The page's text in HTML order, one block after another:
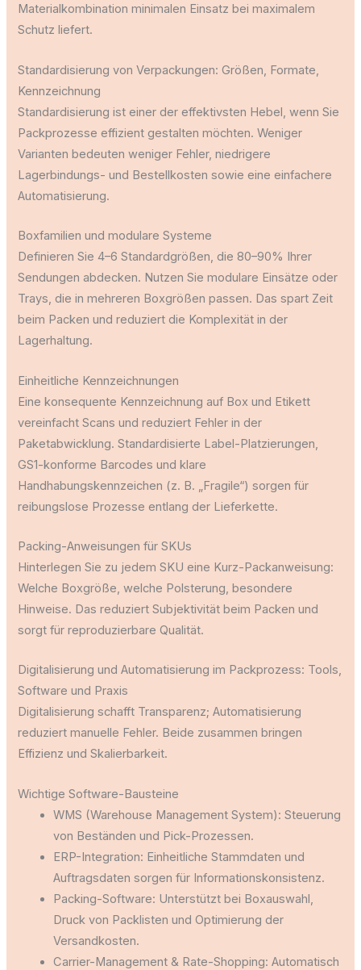
Materialkombination minimalen Einsatz bei maximalem
Schutz liefert.
Standardisierung von Verpackungen: Größen, Formate,
Kennzeichnung
Standardisierung ist einer der effektivsten Hebel, wenn Sie
Packprozesse effizient gestalten möchten. Weniger
Varianten bedeuten weniger Fehler, niedrigere
Lagerbindungs- und Bestellkosten sowie eine einfachere
Automatisierung.
Boxfamilien und modulare Systeme
Definieren Sie 4–6 Standardgrößen, die 80–90% Ihrer
Sendungen abdecken. Nutzen Sie modulare Einsätze oder
Trays, die in mehreren Boxgrößen passen. Das spart Zeit
beim Packen und reduziert die Komplexität in der
Lagerhaltung.
Einheitliche Kennzeichnungen
Eine konsequente Kennzeichnung auf Box und Etikett
vereinfacht Scans und reduziert Fehler in der
Paketabwicklung. Standardisierte Label-Platzierungen,
GS1-konforme Barcodes und klare
Handhabungskennzeichen (z. B. „Fragile“) sorgen für
reibungslose Prozesse entlang der Lieferkette.
Packing-Anweisungen für SKUs
Hinterlegen Sie zu jedem SKU eine Kurz-Packanweisung:
Welche Boxgröße, welche Polsterung, besondere
Hinweise. Das reduziert Subjektivität beim Packen und
sorgt für reproduzierbare Qualität.
Digitalisierung und Automatisierung im Packprozess: Tools,
Software und Praxis
Digitalisierung schafft Transparenz; Automatisierung
reduziert manuelle Fehler. Beide zusammen bringen
Effizienz und Skalierbarkeit.
Wichtige Software-Bausteine
WMS (Warehouse Management System): Steuerung
von Beständen und Pick-Prozessen.
ERP-Integration: Einheitliche Stammdaten und
Auftragsdaten sorgen für Informationskonsistenz.
Packing-Software: Unterstützt bei Boxauswahl,
Druck von Packlisten und Optimierung der
Versandkosten.
Carrier-Management & Rate-Shopping: Automatisch